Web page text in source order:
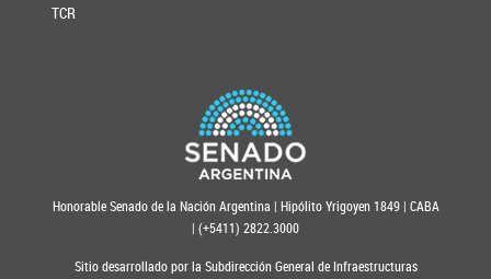
TCR
Honorable Senado de la Nación Argentina | Hipólito Yrigoyen 1849 | CABA
| (+5411) 2822.3000
Sitio desarrollado por la Subdirección General de Infraestructuras